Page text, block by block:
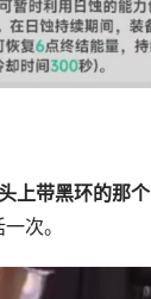
上带黑环的那个
次。